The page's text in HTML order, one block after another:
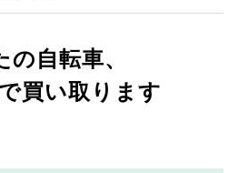
の自転車、
買い取ります